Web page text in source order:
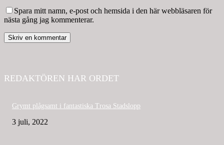
Spara mitt namn, e-post och hemsida i den här webbläsaren för
nästa gång jag kommenterar.
REDAKTÖREN HAR ORDET
Grymt plågsamt i fantastiska Trosa Stadslopp
3 juli, 2022